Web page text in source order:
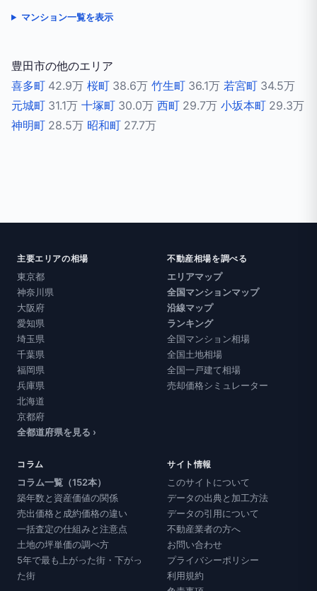
マンション一覧を表示
豊田市の他のエリア
喜多町 42.9万 桜町 38.6万 竹生町 36.1万 若宮町 34.5万
元城町 31.1万 十塚町 30.0万 西町 29.7万 小坂本町 29.3万
神明町 28.5万 昭和町 27.7万
主要エリアの相場
東京都
神奈川県
大阪府
愛知県
埼玉県
千葉県
福岡県
兵庫県
北海道
京都府
全都道府県を見る ›
不動産相場を調べる
エリアマップ
全国マンションマップ
沿線マップ
ランキング
全国マンション相場
全国土地相場
全国一戸建て相場
売却価格シミュレーター
コラム
コラム一覧（152本）
築年数と資産価値の関係
売出価格と成約価格の違い
一括査定の仕組みと注意点
土地の坪単価の調べ方
5年で最も上がった街・下がっ
た街
サイト情報
このサイトについて
データの出典と加工方法
データの引用について
不動産業者の方へ
お問い合わせ
プライバシーポリシー
利用規約